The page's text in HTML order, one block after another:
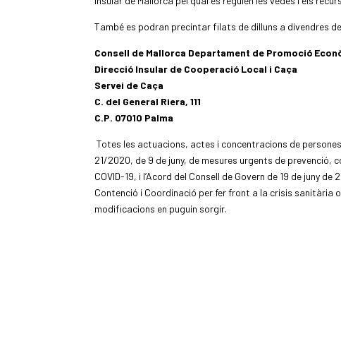
També es podran precintar filats de dilluns a divendres de
Consell de Mallorca Departament de Promoció
Direcció Insular de Cooperació Local i Caça
Servei de Caça
C. del General Riera, 111
C.P. 07010 Palma
Totes les actuacions, actes i concentracions de
21/2020, de 9 de juny, de mesures urgents de
COVID-19, i l’Acord del Consell de Govern de 19 de juny
Contenció i Coordinació per fer front a la crisis sanitària
modificacions en puguin sorgir.